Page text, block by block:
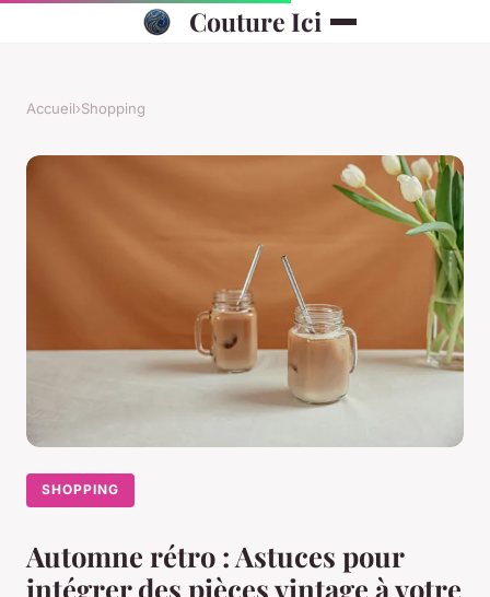
Couture Ici
Accueil›Shopping
SHOPPING
Automne rétro : Astuces pour
intégrer des pièces vintage à votre